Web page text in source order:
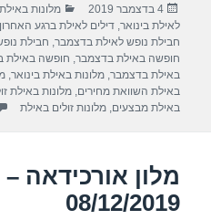
e
b
o
o
s
A
p
p
פורסם
בתאריך
4 בדצמבר 2019 קטגוריות
מלונות באילת
לאילת בינואר ,דילים לאילת ברגע האחרון
חבילת נופש לאילת בדצמבר חבילת
חופשה באילת בדצמבר חופשה באילת
באילת בדצמבר ,מלונות באילת בינואר ,
באילת השוואת מחירים ,מלונות באילת
באילת מבצעים ,מלונות זולים באילת
מלון אורכידאה
08/12/2019